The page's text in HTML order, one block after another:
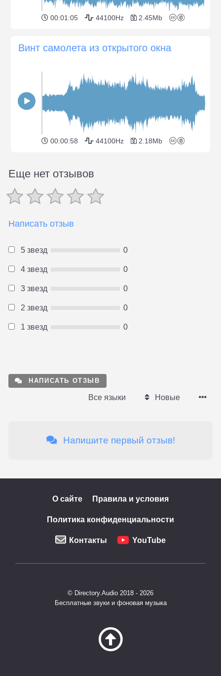
00:01:05 44100Hz 2.45Mb
Винт самолета из открытого окна
00:00:58 44100Hz 2.18Mb
Еще нет отзывов
Написать отзыв
5 звезд 0
4 звезд 0
3 звезд 0
2 звезд 0
1 звезд 0
НАПИСАТЬ ОТЗЫВ
Все языки Новые
Напишите первый отзыв!
О сайте Правила и условия
Политика конфиденциальности
Контакты YouTube
© Directory.Audio 2018 - 2026
Бесплатные звуки и фоновая музыка